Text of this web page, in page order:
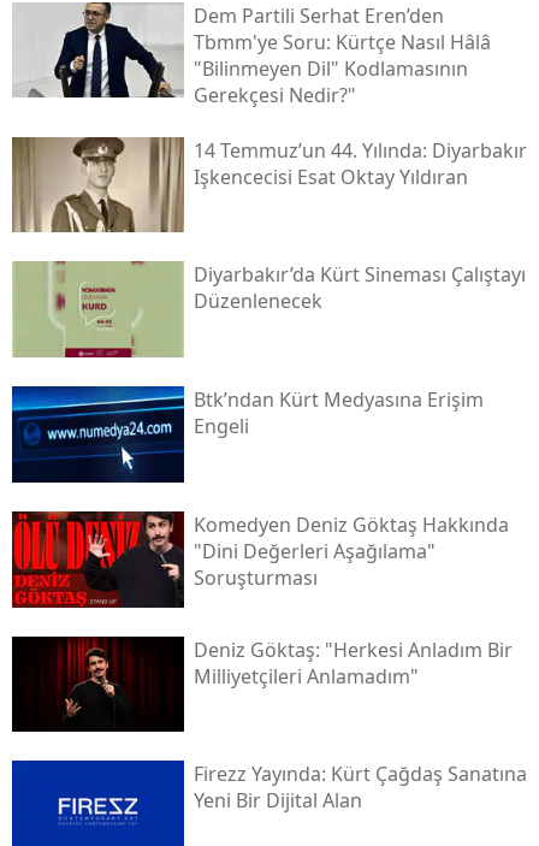
Dem Partili Serhat Eren’den
Tbmm'ye Soru: Kürtçe Nasıl Hâlâ
"bilinmeyen Dil" Kodlamasının
Gerekçesi Nedir?"
14 Temmuz’un 44. Yılında: Diyarbakır
Işkencecisi Esat Oktay Yıldıran
Diyarbakır’da Kürt Sineması Çalıştayı
Düzenlenecek
Btk’ndan Kürt Medyasına Erişim
Engeli
Komedyen Deniz Göktaş Hakkında
"dini Değerleri Aşağılama"
Soruşturması
Deniz Göktaş: "herkesi Anladım Bir
Milliyetçileri Anlamadım"
Firezz Yayında: Kürt Çağdaş Sanatına
Yeni Bir Dijital Alan